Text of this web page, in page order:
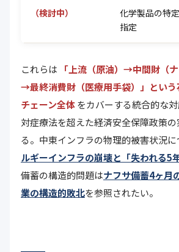
（検討中）
化学製品の特
指定
これらは
「上流（原油）→中間財（ナ
→最終消費財（医療用手袋）」という
チェーン全体をカバーする統合的な
対症療法を超えた経済安全保障政策
る。中東インフラの物理的被害状況
ルギーインフラの崩壊と「失われる5
備蓄の構造的問題はナフサ備蓄4ヶ月
業の構造的敗北を参照されたい。